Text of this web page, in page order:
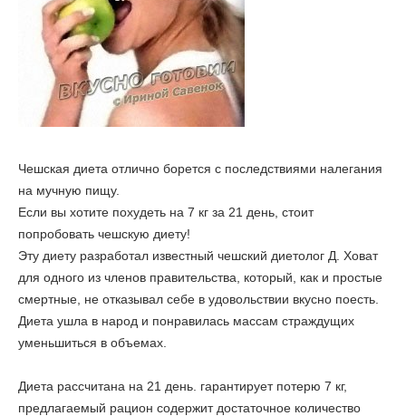
Чешская диета отлично борется с последствиями налегания
на мучную пищу.
Если вы хотите похудеть на 7 кг за 21 день, стоит
попробовать чешскую диету!
Эту диету разработал известный чешский диетолог Д. Ховат
для одного из членов правительства, который, как и простые
смертные, не отказывал себе в удовольствии вкусно поесть.
Диета ушла в народ и понравилась массам страждущих
уменьшиться в объемах.
Диета рассчитана на 21 день. гарантирует потерю 7 кг,
предлагаемый рацион содержит достаточное количество